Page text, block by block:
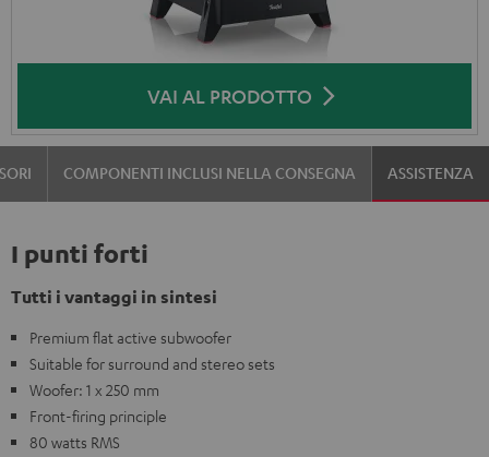
VAI AL PRODOTTO
COMPONENTI INCLUSI NELLA CONSEGNA ASSISTENZA
I punti forti
Tutti i vantaggi in sintesi
Premium flat active subwoofer
Suitable for surround and stereo sets
Woofer: 1 x 250 mm
Front-firing principle
80 watts RMS